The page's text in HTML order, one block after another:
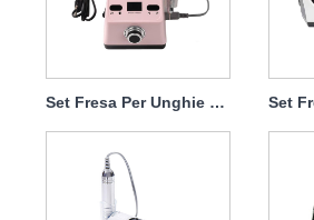
Set Fresa Per Unghie Elettrico Per Rimuovere Lo Smalto Semipermanente 65w 35000rpm